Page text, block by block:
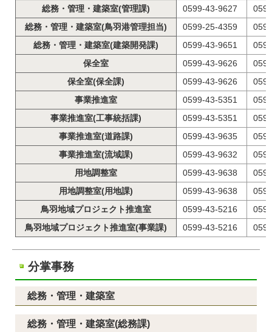
総務・管理・建築室(管理課)
0599-43-9627
総務・管理・建築室(鳥羽港管理担当)
0599-25-4359
総務・管理・建築室(建築開発課)
0599-43-9651
保全室
0599-43-9626
保全室(保全課)
0599-43-9626
事業推進室
0599-43-5351
事業推進室(工事統括課)
0599-43-5351
事業推進室(道路課)
0599-43-9635
事業推進室(流域課)
0599-43-9632
用地調整室
0599-43-9638
用地調整室(用地課)
0599-43-9638
鳥羽地域プロジェクト推進室
0599-43-5216
鳥羽地域プロジェクト推進室(事業課)
0599-43-5216
分掌事務
総務・管理・建築室
総務・管理・建築室(総務課)